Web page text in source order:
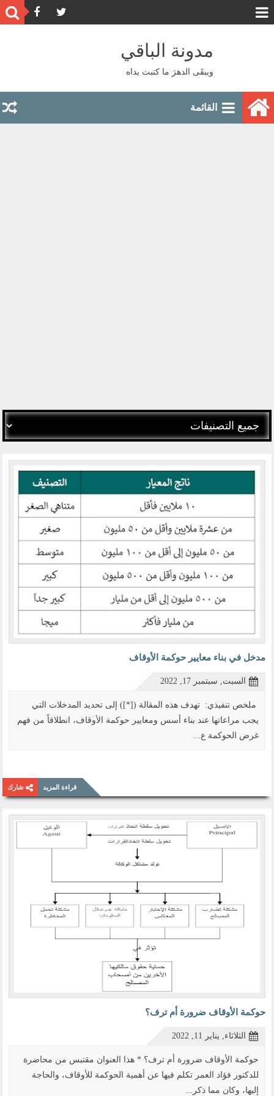
مدونة الباقي
ويبقَى الدهرَ ما كتبت يداه
القائمة
مدخل في بناء معايير حوكمة الأوقاف
السبت, سبتمبر 17, 2022
ملخص تنفيذي: تهدف هذه المقالة ([*]) إلى تحديد المدخلات التي
يجب مراعاتها عند بناء أسس ومعايير حوكمة الأوقاف، انطلاقاً من فهم
غرض الحوكمة ع...
قراءة المزيد شارك
حوكمة الأوقاف ضرورة أم ترف؟
الثلاثاء, يناير 11, 2022
حوكمة الأوقاف ضرورة أم ترف؟ * هذا العنوان مقتبس من محاضرة
للدكتور فؤاد العمر تكلم فيها عن أهمية الحوكمة للأوقاف، والحاجة
إليها، وكان مما ذكر...